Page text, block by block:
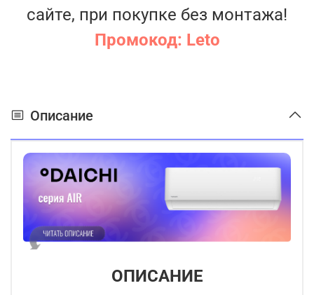
сайте, при покупке без монтажа!
Промокод: Leto
Описание
ОПИСАНИЕ